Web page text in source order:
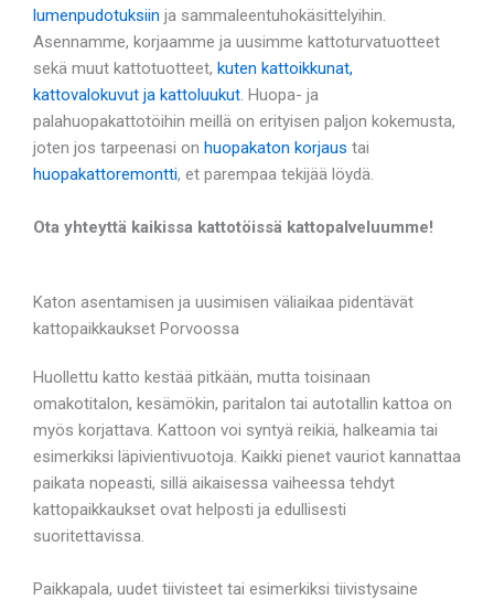
lumenpudotuksiin ja sammaleentuhokäsittelyihin.
Asennamme, korjaamme ja uusimme kattoturvatuotteet
sekä muut kattotuotteet, kuten kattoikkunat,
kattovalokuvut ja kattoluukut. Huopa- ja
palahuopakattotöihin meillä on erityisen paljon kokemusta,
joten jos tarpeenasi on huopakaton korjaus tai
huopakattoremontti, et parempaa tekijää löydä.
Ota yhteyttä kaikissa kattotöissä kattopalveluumme!
Katon asentamisen ja uusimisen väliaikaa pidentävät
kattopaikkaukset Porvoossa
Huollettu katto kestää pitkään, mutta toisinaan
omakotitalon, kesämökin, paritalon tai autotallin kattoa on
myös korjattava. Kattoon voi syntyä reikiä, halkeamia tai
esimerkiksi läpivientivuotoja. Kaikki pienet vauriot kannattaa
paikata nopeasti, sillä aikaisessa vaiheessa tehdyt
kattopaikkaukset ovat helposti ja edullisesti
suoritettavissa.
Paikkapala, uudet tiivisteet tai esimerkiksi tiivistysaine